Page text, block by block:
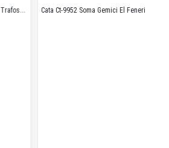
Cata Ct-9952 Soma Gemici El Feneri